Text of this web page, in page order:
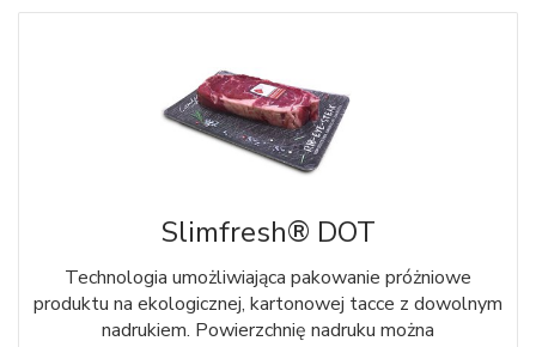
Slimfresh® DOT
Technologia umożliwiająca pakowanie próżniowe
produktu na ekologicznej, kartonowej tacce z dowolnym
nadrukiem. Powierzchnię nadruku można